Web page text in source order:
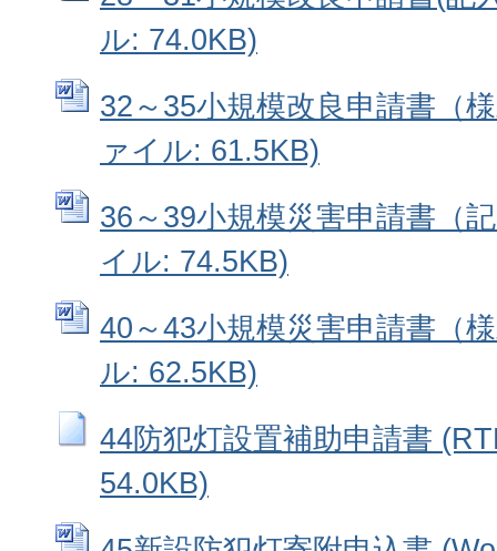
ル: 74.0KB)
32～35小規模改良申請書（
ァイル: 61.5KB)
36～39小規模災害申請書（
イル: 74.5KB)
40～43小規模災害申請書（
ル: 62.5KB)
44防犯灯設置補助申請書
54.0KB)